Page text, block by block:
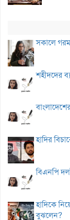
সকালে গরম
শহীদদের
হাদির
বিএনপি
হাদিকে
বুঝলেন?